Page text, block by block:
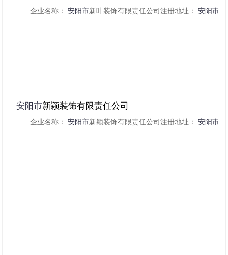
企业名称： 安阳市新叶装饰有限责任公司注册地址： 安阳市
安阳市新颖装饰有限责任公司
企业名称： 安阳市新颖装饰有限责任公司注册地址： 安阳市